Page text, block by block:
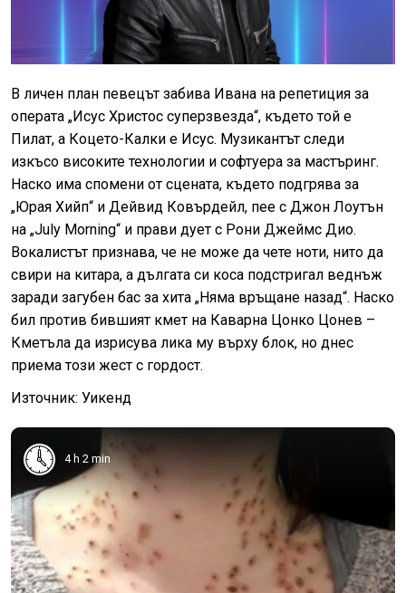
В личен план певецът забива Ивана на репетиция за
операта „Исус Христос суперзвезда“, където той е
Пилат, а Коцето-Калки е Исус. Музикантът следи
изкъсо високите технологии и софтуера за мастъринг.
Наско има спомени от сцената, където подгрява за
„Юрая Хийп“ и Дейвид Ковърдейл, пее с Джон Лоутън
на „July Morning“ и прави дует с Рони Джеймс Дио.
Вокалистът признава, че не може да чете ноти, нито да
свири на китара, а дългата си коса подстригал веднъж
заради загубен бас за хита „Няма връщане назад“. Наско
бил против бившият кмет на Каварна Цонко Цонев –
Кметъла да изрисува лика му върху блок, но днес
приема този жест с гордост.
Източник: Уикенд
4 h 2 min